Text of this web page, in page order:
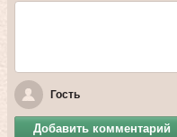
Гость
Добавить комментарий